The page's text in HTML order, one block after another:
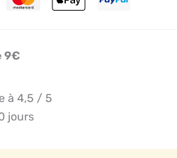
9€
à 4,5 / 5
jours